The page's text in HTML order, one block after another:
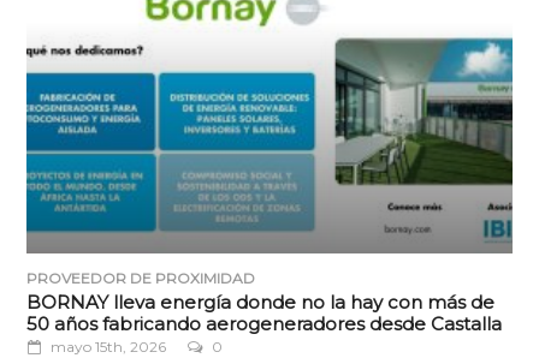
PROVEEDOR DE PROXIMIDAD
BORNAY lleva energía donde no la hay con más de
50 años fabricando aerogeneradores desde Castalla
mayo 15th, 2026 0